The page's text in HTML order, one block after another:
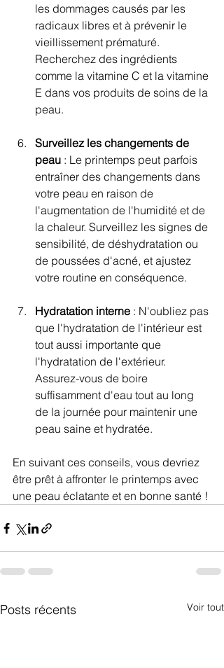
les dommages causés par les
radicaux libres et à prévenir le
vieillissement prématuré.
Recherchez des ingrédients
comme la vitamine C et la vitamine
E dans vos produits de soins de la
peau.
Surveillez les changements de
peau : Le printemps peut parfois
entraîner des changements dans
votre peau en raison de
l'augmentation de l'humidité et de
la chaleur. Surveillez les signes de
sensibilité, de déshydratation ou
de poussées d'acné, et ajustez
votre routine en conséquence.
Hydratation interne : N'oubliez pas
que l'hydratation de l'intérieur est
tout aussi importante que
l'hydratation de l'extérieur.
Assurez-vous de boire
suffisamment d'eau tout au long
de la journée pour maintenir une
peau saine et hydratée.
En suivant ces conseils, vous devriez
être prêt à affronter le printemps avec
une peau éclatante et en bonne santé !
Posts récents Voir tout